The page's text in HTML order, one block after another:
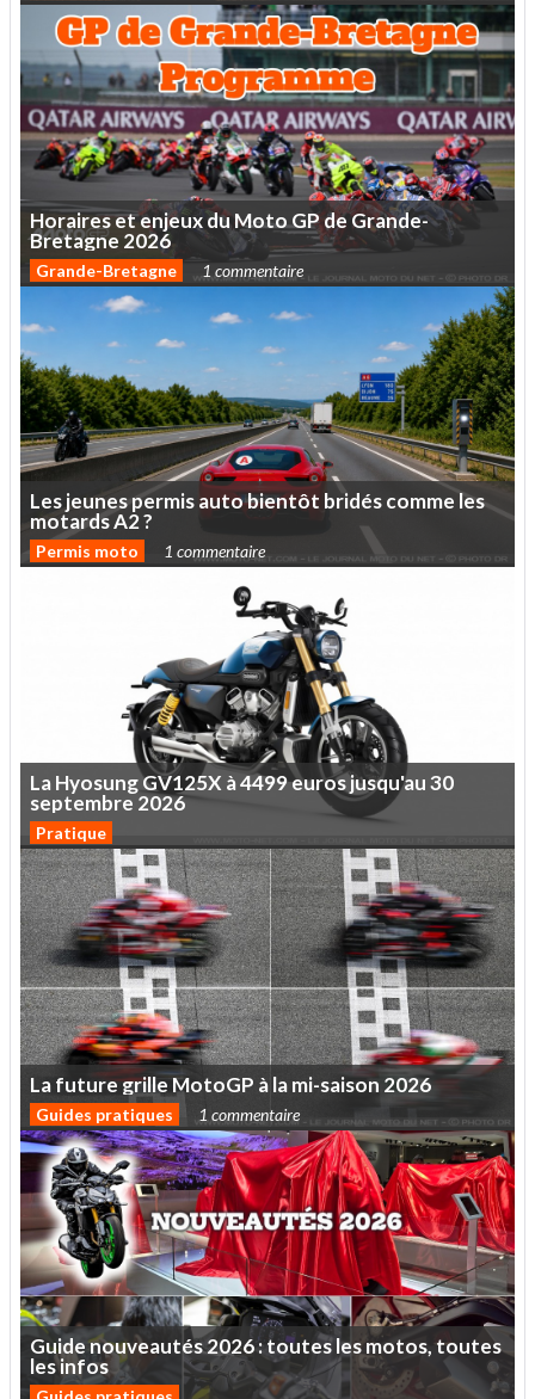
HorairesetenjeuxduMotoGPdeGrande-
Bretagne 2026
Grande-Bretagne 1 commentaire
Lesjeunespermisautobientôt bridéscommeles
motardsA2?
Permis moto 1 commentaire
LaHyosungGV125X à4499eurosjusqu'au30
septembre 2026
Pratique
Lafuturegrille MotoGP àlami-saison 2026
Guides pratiques 1 commentaire
Guidenouveautés2026:touteslesmotos,toutes
lesinfos